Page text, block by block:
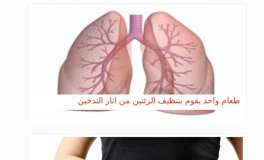
طعام واحد يقوم بتنظيف الرئتين من اثار التدخين